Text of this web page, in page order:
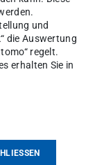
und
die Auswertung
regelt.
erhalten Sie in